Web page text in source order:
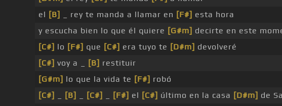
el [B] _ rey te manda a llamar en [F#] esta hora
y escucha bien lo que él quiere [G#m] decirte en este
[C#] lo [F#] que [C#] era tuyo te [D#m] devolveré
[C#] voy a _ [B] restituir
[G#m] lo que la vida te [F#] robó
[C#]
[B] [C#] [F#] el [C#] último en la casa [D#m] de